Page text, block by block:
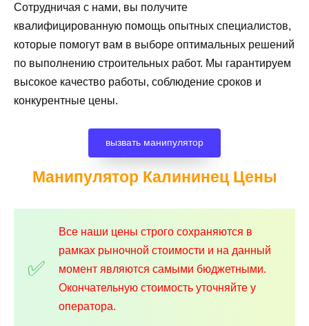
Сотрудничая с нами, вы получите
квалифицированную помощь опытных специалистов,
которые помогут вам в выборе оптимальных решений
по выполнению строительных работ. Мы гарантируем
высокое качество работы, соблюдение сроков и
конкурентные цены.
вызвать манипулятор
Манипулятор Калининец Цены
Все наши цены строго сохраняются в
рамках рыночной стоимости и на данный
момент являются самыми бюджетными.
Окончательную стоимость уточняйте у
оператора.